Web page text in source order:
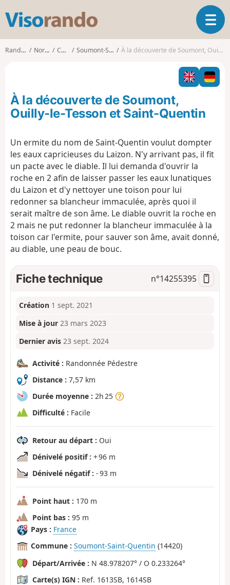
s
o
o
O
u
v
i
r
l
i
g
t
Randonnées Normandie Calvados Soumont-Saint-Quentin À la découverte de Soumont, Ouilly-le-Tesson et Saint-Quentin
À la découverte de Soumont,
Ouilly-le-Tesson et Saint-Quentin
Un ermite du nom de Saint-Quentin voulut dompter
les eaux capricieuses du Laizon. N'y arrivant pas, il fit
un pacte avec le diable. Il lui demanda d'ouvrir la
roche en 2 afin de laisser passer les eaux lunatiques
du Laizon et d'y nettoyer une toison pour lui
redonner sa blancheur immaculée, après quoi il
serait maître de son âme. Le diable ouvrit la roche en
2 mais ne put redonner la blancheur immaculée à la
toison car l'ermite, pour sauver son âme, avait donné,
au diable, une peau de bouc.
Fiche technique n°14255395
Création 1 sept. 2021
Mise à jour 23 mars 2023
Dernier avis 23 sept. 2024
Activité : Randonnée Pédestre
Distance : 7,57 km
Durée moyenne : 2h 25
Difficulté : Facile
Retour au départ : Oui
Dénivelé positif : + 96 m
Dénivelé négatif : - 93 m
Point haut : 170 m
Point bas : 95 m
Pays : France
Commune : Soumont-Saint-Quentin (14420)
Départ/Arrivée : N 48.978207° / O 0.233264°
Carte(s) IGN : Ref. 1613SB, 1614SB